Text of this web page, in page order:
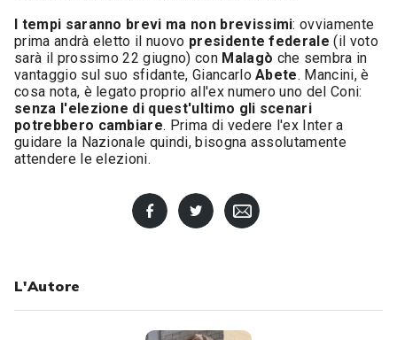
I tempi saranno brevi ma non brevissimi: ovviamente
prima andrà eletto il nuovo presidente federale(il voto
sarà il prossimo 22 giugno) con Malagò che sembra in
vantaggio sul suo sfidante, GiancarloAbete. Mancini, è
cosa nota, è legato proprio all'ex numero uno del Coni:
senza l'elezione di quest'ultimo gli scenari
potrebbero cambiare. Prima di vedere l'ex Inter a
guidare la Nazionale quindi, bisogna assolutamente
attendere le elezioni.
L'Autore